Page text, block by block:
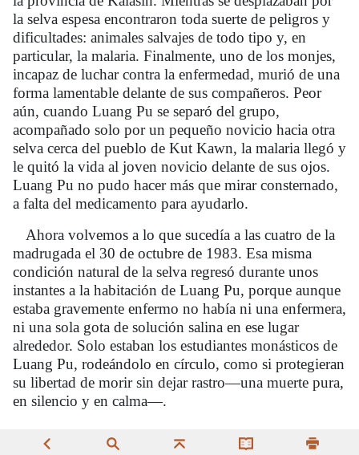
la selva espesa encontraron toda suerte de peligros y
dificultades: animales salvajes de todo tipo y, en
particular, la malaria. Finalmente, uno de los monjes,
incapaz de luchar contra la enfermedad, murió de una
forma lamentable delante de sus compañeros. Peor
aún, cuando Luang Pu se separó del grupo,
acompañado solo por un pequeño novicio hacia otra
selva cerca del pueblo de Kut Kawn, la malaria llegó y
le quitó la vida al joven novicio delante de sus ojos.
Luang Pu no pudo hacer más que mirar consternado,
a falta del medicamento para ayudarlo.
Ahora volvemos a lo que sucedía a las cuatro de la
madrugada el 30 de octubre de 1983. Esa misma
condición natural de la selva regresó durante unos
instantes a la habitación de Luang Pu, porque aunque
estaba gravemente enfermo no había ni una enfermera,
ni una sola gota de solución salina en ese lugar
alrededor. Solo estaban los estudiantes monásticos de
Luang Pu, rodeándolo en círculo, como si protegieran
su libertad de morir sin dejar rastro—una muerte pura,
en silencio y en calma—.